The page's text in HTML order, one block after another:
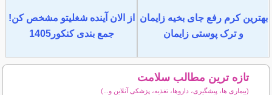
بهترین کرم رفع جای بخیه زایمان
و ترک پوستی زایمان
از الان آینده شغلیتو مشخص کن!
جمع بندی کنکور1405
تازه ترین مطالب سلامت
(بیماری ها، پیشگیری، داروها، تغذیه، پزشکی آنلاین و...)